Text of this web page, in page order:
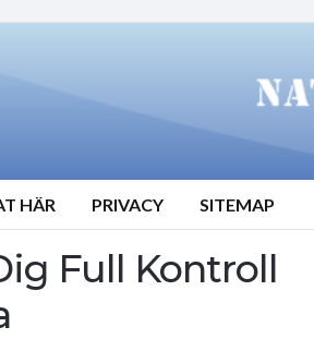
HÄR PRIVACY SITEMAP
Full Kontroll